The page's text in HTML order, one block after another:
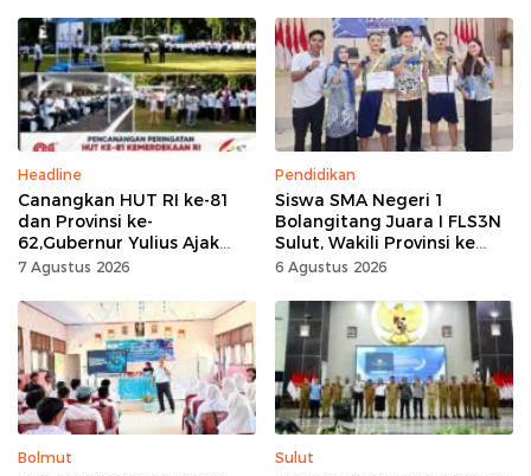
Headline
Canangkan HUT RI ke-81
dan Provinsi ke-
62,Gubernur Yulius Ajak
Seluruh Masyarakat
Kemerdekaan Momentum
Kerja Keras
7 Agustus 2026
Pendidikan
Siswa SMA Negeri 1
Bolangitang Juara I FLS3N
Sulut, Wakili Provinsi ke
Tingkat Nasional
6 Agustus 2026
Bolmut Sulut